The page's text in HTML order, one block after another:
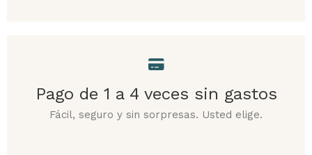
Pago de 1 a 4 veces sin gastos
Fácil, seguro y sin sorpresas. Usted elige.